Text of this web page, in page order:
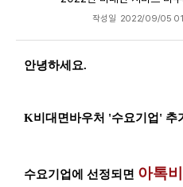
작성일 2022/09/05
안녕하세요.
K비대면바우처 '수요기업' 추
수요기업에 선정되면 아톡